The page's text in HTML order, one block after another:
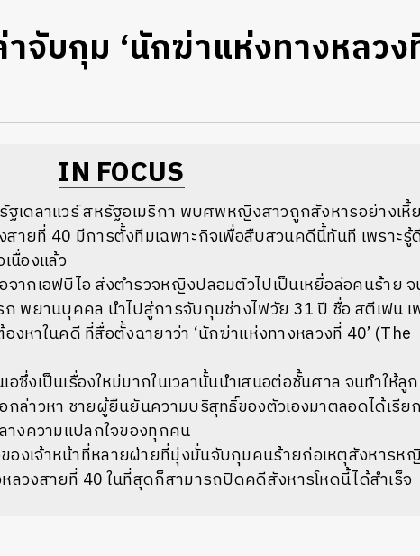
าจับกุม ‘นักฆ่าแห่งทางหลวง
IN FOCUS
ฐเดลาแวร์ สหรัฐอเมริกา พบศพหญิงสาวถูกสังหารอย่างเหี้
ายที่ 40 มีการตั้งทีมเฉพาะกิจเพื่อสืบสวนคดีนี้ทันที เพราะรู้
นื่องแล้ว
จากเอฟบีไอ ส่งตำรวจหญิงปลอมตัวไปเป็นเหยื่อล่อคนร้าย
ถ พยานบุคคล นำไปสู่การจับกุมช่างไฟวัย 31 ปี ชื่อ สตีเฟน เ
งหาในคดี ที่สื่อตั้งฉายาว่า ‘นักฆ่าแห่งทางหลวงที่ 40’ (The
ซึ่งเป็นเรื่องใหม่มากในเวลานั้นนำเสนอต่อชั้นศาล จนทำให้ลู
กล่าวหา ชายผู้ยืนยันความบริสุทธิ์ของตัวเองมาตลอดได้เรีย
างความแปลกใจของทุกคน
องเจ้าหน้าที่หลายฝ่ายที่มุ่งมั่นจับกุมคนร้ายก่อเหตุสังหารห
ลวงสายที่ 40 ในที่สุดก็สามารถปิดคดีสังหารโหดนี้ได้สำเร็จ